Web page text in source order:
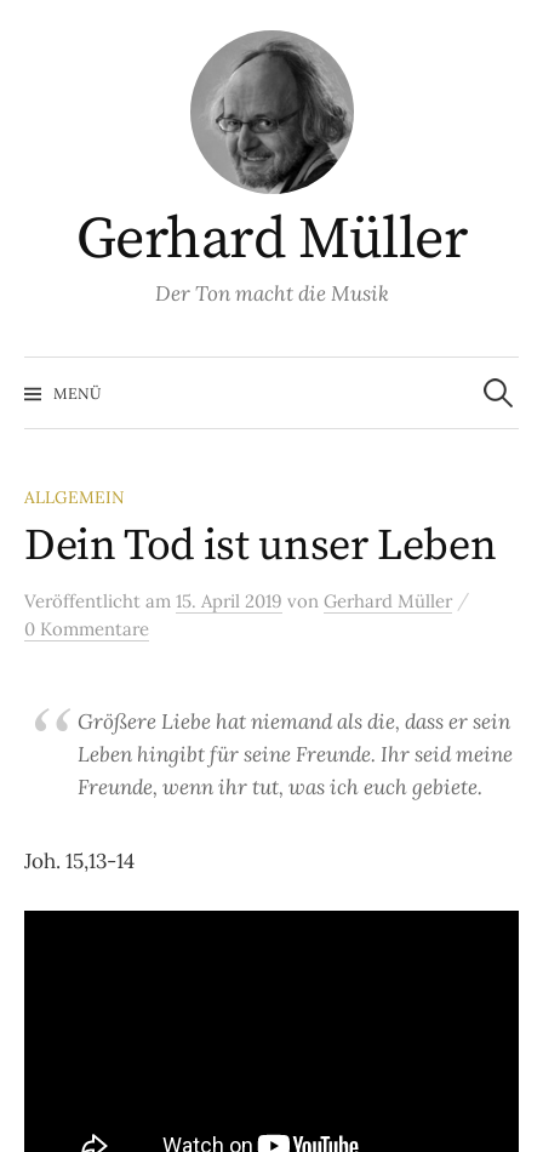
Gerhard Müller
Der Ton macht die Musik
MENÜ
Suchen
nach:
ALLGEMEIN
Dein Tod ist unser Leben
Veröffentlicht am 15. April 2019 von Gerhard Müller /
0 Kommentare
Größere Liebe hat niemand als die, dass er sein
Leben hingibt für seine Freunde. Ihr seid meine
Freunde, wenn ihr tut, was ich euch gebiete.
Joh. 15,13-14